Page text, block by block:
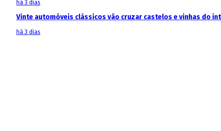
há 3 dias
Vinte automóveis clássicos vão cruzar castelos e vinhas do
há 3 dias